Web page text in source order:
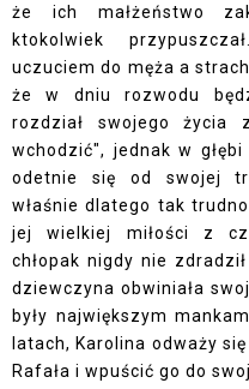
że ich małżeństwo
ktokolwiek
uczuciem do męża a
że w dniu rozwodu
rozdział swojego życia
wchodzić", jednak w
odetnie się od swojej
właśnie dlatego tak
jej wielkiej miłości z
chłopak nigdy nie
dziewczyna obwiniała
były największym
latach, Karolina odważy
Rafała i wpuścić go do